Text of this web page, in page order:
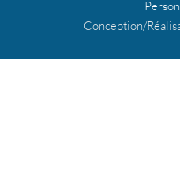
Conception/